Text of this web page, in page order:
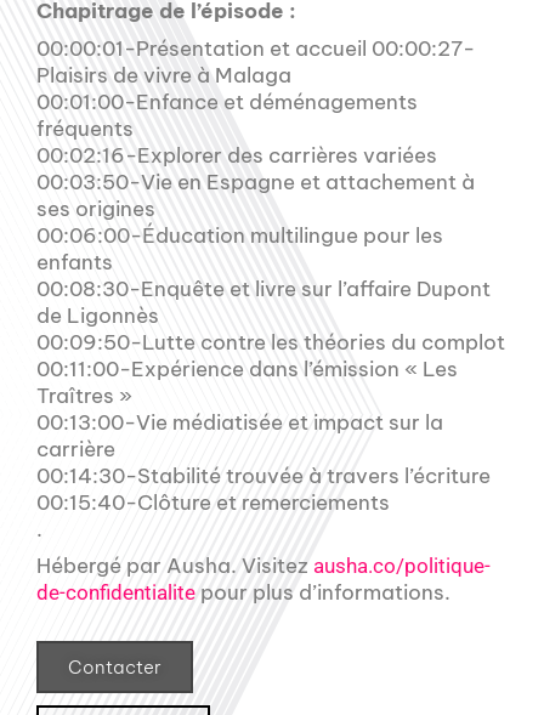
Chapitrage de l’épisode :
00:00:01-Présentation et accueil 00:00:27-
Plaisirs de vivre à Malaga
00:01:00-Enfance et déménagements
fréquents
00:02:16-Explorer des carrières variées
00:03:50-Vie en Espagne et attachement à
ses origines
00:06:00-Éducation multilingue pour les
enfants
00:08:30-Enquête et livre sur l’affaire Dupont
de Ligonnès
00:09:50-Lutte contre les théories du complot
00:11:00-Expérience dans l’émission « Les
Traîtres »
00:13:00-Vie médiatisée et impact sur la
carrière
00:14:30-Stabilité trouvée à travers l’écriture
00:15:40-Clôture et remerciements
.
Hébergé par Ausha. Visitez ausha.co/politique-
de-confidentialite pour plus d’informations.
Contacter